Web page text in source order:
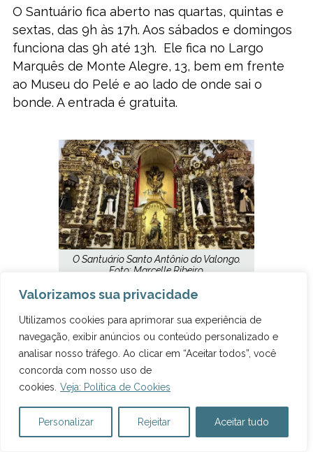
Valorizamos sua privacidade
Utilizamos cookies para aprimorar sua experiência de
navegação, exibir anúncios ou conteúdo personalizado e
analisar nosso tráfego. Ao clicar em “Aceitar todos”, você
concorda com nosso uso de
cookies. Veja: Política de Cookies
Personalizar Rejeitar Aceitar tudo
O Santuário fica aberto nas quartas, quintas e
sextas, das 9h às 17h. Aos sábados e domingos
funciona das 9h até 13h. Ele fica no Largo
Marquês de Monte Alegre, 13, bem em frente
ao Museu do Pelé e ao lado de onde sai o
bonde. A entrada é gratuita.
O Santuário Santo Antônio do Valongo.
Foto: Marcelle Ribeiro.
Catedral Nossa Senhora do Rosário
A Catedral Nossa Senhora do Rosário, ou
Catedral de Santos, é bem bonita. Com entrada
Na parte de dentro, as colunas amarelas
chamam a atenção. É uma catedral bem grande